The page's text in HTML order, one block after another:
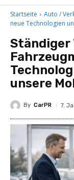
Startseite Auto /
neue Technologien
Ständiger
unsere
By CarPR 7.